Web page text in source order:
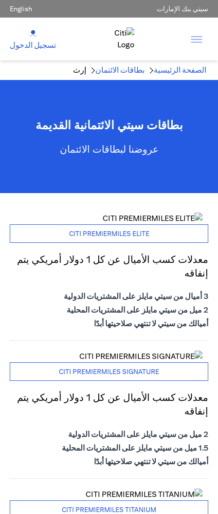
سيتي بنك الإمارات English
تسجيل الدخول
الصفحة الرئيسية بطاقات الائتمان إرث
بطاقات سيتي الائتمانية القديمة
عروضنا لبطاقات الائتمان
CITI PREMIERMILES ELITE
معدلات كسب الأميال عن كل 1 دولار أمريكي يتم
إنفاقه
3 أميال من سيتي مايلز على المشتريات الدولية
2 ميل من سيتي مايلز على المشتريات المحلية
أميالك من سيتي لا تنتهي صلاحيتها أبدًا
CITI PREMIERMILES SIGNATURE
معدلات كسب الأميال عن كل 1 دولار أمريكي يتم
إنفاقه
2 ميل من سيتي مايلز على المشتريات الدولية
1.5 ميل من سيتي مايلز على المشتريات المحلية
أميالك من سيتي لا تنتهي صلاحيتها أبدًا
CITI PREMIERMILES TITANIUM